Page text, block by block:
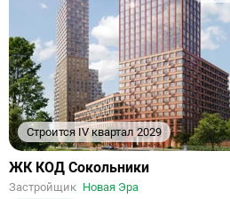
Строится IV квартал 2029
Ссылка
объект
ЖК КОД Сокольники
Застройщик Новая Эра